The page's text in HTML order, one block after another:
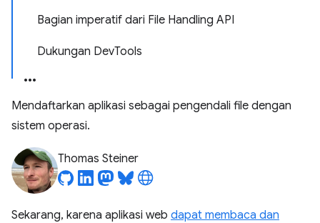
Bagian imperatif dari File Handling API
Dukungan DevTools
Mendaftarkan aplikasi sebagai pengendali file dengan
sistem operasi.
Thomas Steiner
Sekarang, karena aplikasi web dapat membaca dan